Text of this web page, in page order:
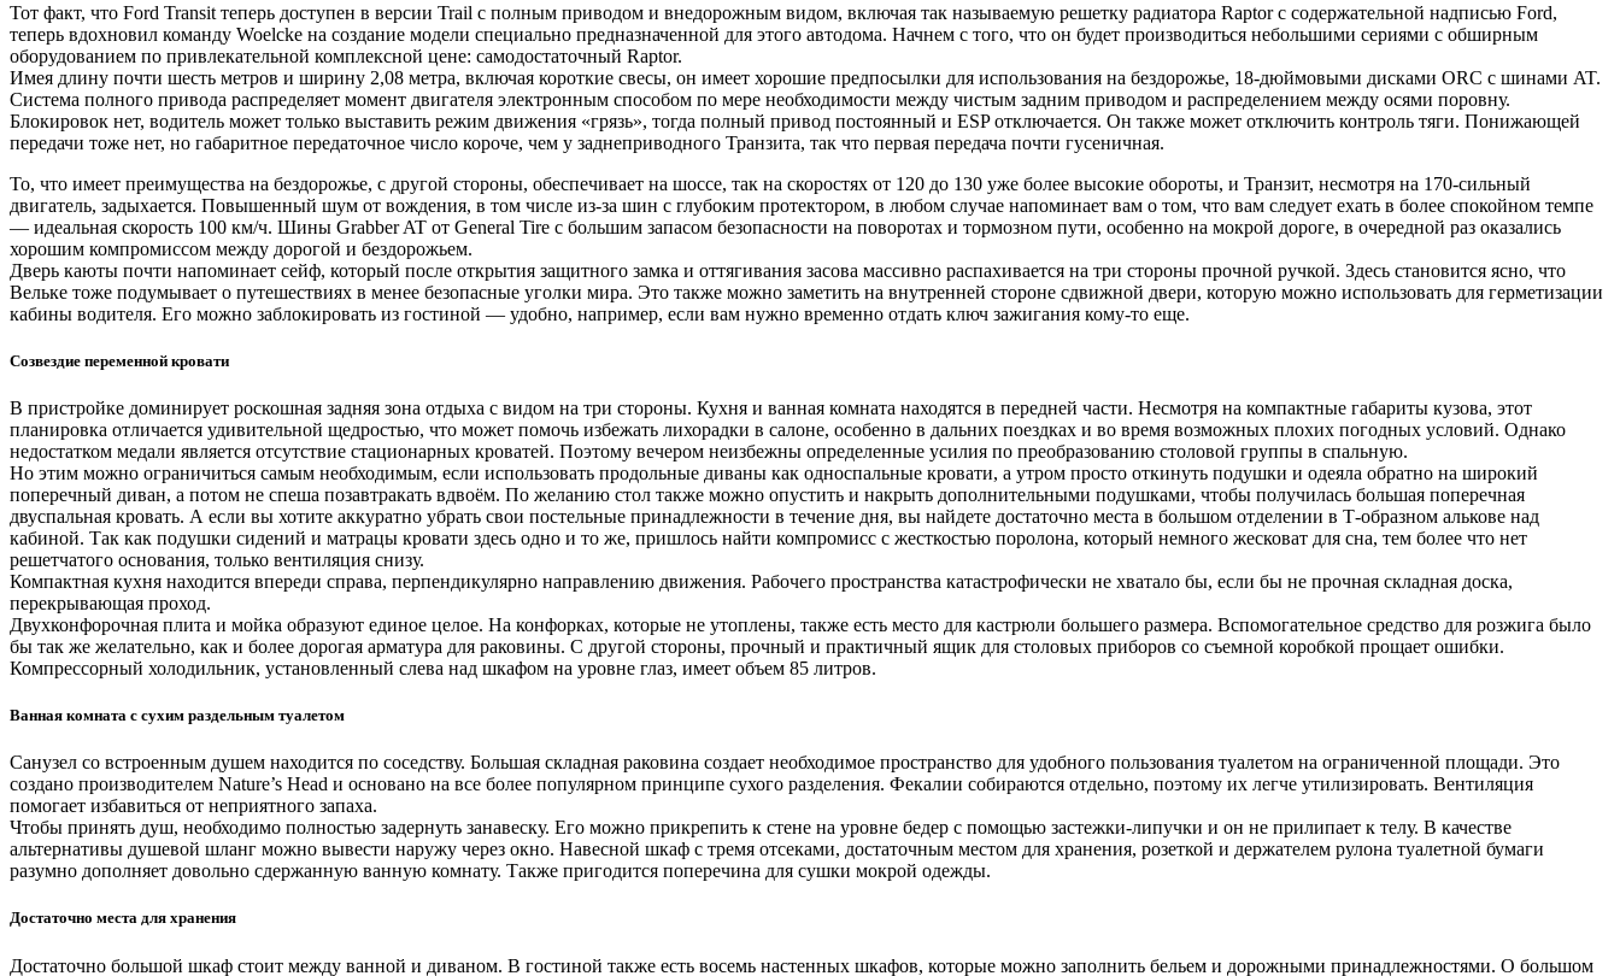
Тот факт, что Ford Transit теперь доступен в версии Trail с полным приводом и внедорожным видом, включая так называемую решетку радиатора Raptor с содержательной надписью Ford,
теперь вдохновил команду Woelcke на создание модели специально предназначенной для этого автодома. Начнем с того, что он будет производиться небольшими сериями с обширным
оборудованием по привлекательной комплексной цене: самодостаточный Raptor.
Имея длину почти шесть метров и ширину 2,08 метра, включая короткие свесы, он имеет хорошие предпосылки для использования на бездорожье, 18-дюймовыми дисками ORC с шинами AT.
Система полного привода распределяет момент двигателя электронным способом по мере необходимости между чистым задним приводом и распределением между осями поровну.
Блокировок нет, водитель может только выставить режим движения «грязь», тогда полный привод постоянный и ESP отключается. Он также может отключить контроль тяги. Понижающей
передачи тоже нет, но габаритное передаточное число короче, чем у заднеприводного Транзита, так что первая передача почти гусеничная.
То, что имеет преимущества на бездорожье, с другой стороны, обеспечивает на шоссе, так на скоростях от 120 до 130 уже более высокие обороты, и Транзит, несмотря на 170-сильный
двигатель, задыхается. Повышенный шум от вождения, в том числе из-за шин с глубоким протектором, в любом случае напоминает вам о том, что вам следует ехать в более спокойном темпе
— идеальная скорость 100 км/ч. Шины Grabber AT от General Tire с большим запасом безопасности на поворотах и тормозном пути, особенно на мокрой дороге, в очередной раз оказались
хорошим компромиссом между дорогой и бездорожьем.
Дверь каюты почти напоминает сейф, который после открытия защитного замка и оттягивания засова массивно распахивается на три стороны прочной ручкой. Здесь становится ясно, что
Вельке тоже подумывает о путешествиях в менее безопасные уголки мира. Это также можно заметить на внутренней стороне сдвижной двери, которую можно использовать для герметизации
кабины водителя. Его можно заблокировать из гостиной — удобно, например, если вам нужно временно отдать ключ зажигания кому-то еще.
Созвездие переменной кровати
В пристройке доминирует роскошная задняя зона отдыха с видом на три стороны. Кухня и ванная комната находятся в передней части. Несмотря на компактные габариты кузова, этот
планировка отличается удивительной щедростью, что может помочь избежать лихорадки в салоне, особенно в дальних поездках и во время возможных плохих погодных условий. Однако
недостатком медали является отсутствие стационарных кроватей. Поэтому вечером неизбежны определенные усилия по преобразованию столовой группы в спальную.
Но этим можно ограничиться самым необходимым, если использовать продольные диваны как односпальные кровати, а утром просто откинуть подушки и одеяла обратно на широкий
поперечный диван, а потом не спеша позавтракать вдвоём. По желанию стол также можно опустить и накрыть дополнительными подушками, чтобы получилась большая поперечная
двуспальная кровать. А если вы хотите аккуратно убрать свои постельные принадлежности в течение дня, вы найдете достаточно места в большом отделении в Т-образном алькове над
кабиной. Так как подушки сидений и матрацы кровати здесь одно и то же, пришлось найти компромисс с жесткостью поролона, который немного жесковат для сна, тем более что нет
решетчатого основания, только вентиляция снизу.
Компактная кухня находится впереди справа, перпендикулярно направлению движения. Рабочего пространства катастрофически не хватало бы, если бы не прочная складная доска,
перекрывающая проход.
Двухконфорочная плита и мойка образуют единое целое. На конфорках, которые не утоплены, также есть место для кастрюли большего размера. Вспомогательное средство для розжига было
бы так же желательно, как и более дорогая арматура для раковины. С другой стороны, прочный и практичный ящик для столовых приборов со съемной коробкой прощает ошибки.
Компрессорный холодильник, установленный слева над шкафом на уровне глаз, имеет объем 85 литров.
Ванная комната с сухим раздельным туалетом
Санузел со встроенным душем находится по соседству. Большая складная раковина создает необходимое пространство для удобного пользования туалетом на ограниченной площади. Это
создано производителем Nature’s Head и основано на все более популярном принципе сухого разделения. Фекалии собираются отдельно, поэтому их легче утилизировать. Вентиляция
помогает избавиться от неприятного запаха.
Чтобы принять душ, необходимо полностью задернуть занавеску. Его можно прикрепить к стене на уровне бедер с помощью застежки-липучки и он не прилипает к телу. В качестве
альтернативы душевой шланг можно вывести наружу через окно. Навесной шкаф с тремя отсеками, достаточным местом для хранения, розеткой и держателем рулона туалетной бумаги
разумно дополняет довольно сдержанную ванную комнату. Также пригодится поперечина для сушки мокрой одежды.
Достаточно места для хранения
Достаточно большой шкаф стоит между ванной и диваном. В гостиной также есть восемь настенных шкафов, которые можно заполнить бельем и дорожными принадлежностями. О большом